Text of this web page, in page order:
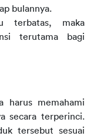
bulannya.
terbatas, maka
terutama bagi
harus memahami
secara terperinci.
tersebut sesuai